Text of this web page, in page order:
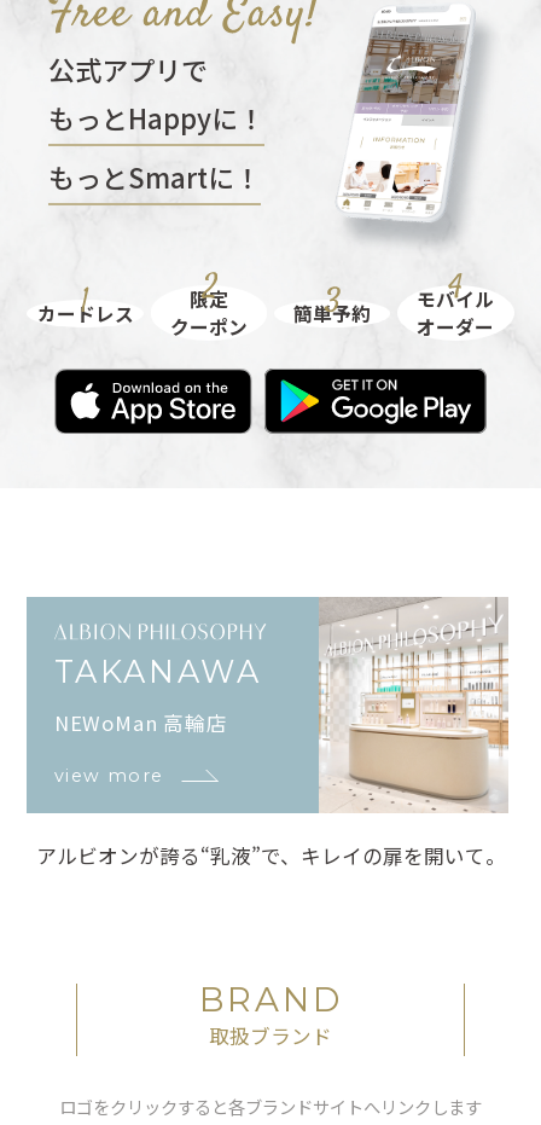
公式アプリで
もっとHappyに！
もっとSmartに！
カードレス
限定
クーポン
簡単予約
モバイル
オーダー
TAKANAWA
NEWoMan 高輪店
view more
アルビオンが誇る“乳液”で、キレイの扉を開いて。
BRAND
取扱ブランド
ロゴをクリックすると各ブランドサイトへリンクします